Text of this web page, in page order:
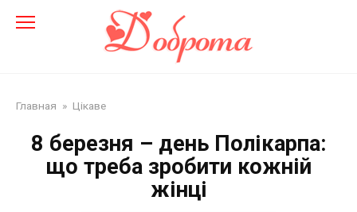
Главная » Цікаве
8 березня – день Полікарпа:
що треба зробити кожній
жінці